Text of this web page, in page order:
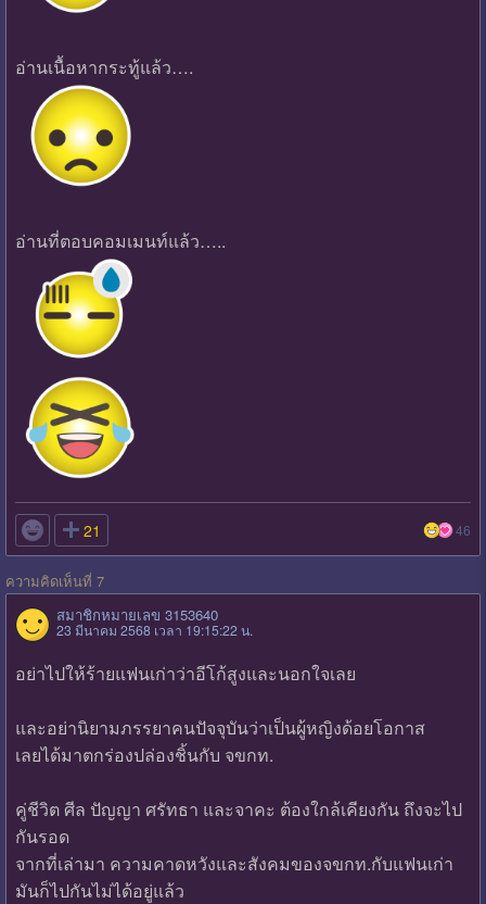
อ่านเนื้อหากระทู้แล้ว….
อ่านที่ตอบคอมเมนท์แล้ว…..
 21 46
ความคิดเห็นที่ 7
สมาชิกหมายเลข 3153640
23 มีนาคม 2568 เวลา 19:15:22 น.
อย่าไปให้ร้ายแฟนเก่าว่าอีโก้สูงและนอกใจเลย
และอย่านิยามภรรยาคนปัจจุบันว่าเป็นผู้หญิงด้อยโอกาส
เลยได้มาตกร่องปล่องชิ้นกับ จขกท.
คู่ชีวิต ศีล ปัญญา ศรัทธา และจาคะ ต้องใกล้เคียงกัน ถึงจะไป
กันรอด
จากที่เล่ามา ความคาดหวังและสังคมของจขกท.กับแฟนเก่า
มันก็ไปกันไม่ได้อยู่แล้ว